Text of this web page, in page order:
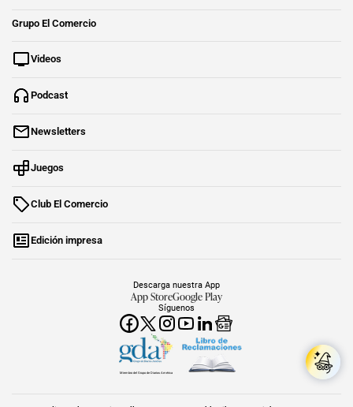
Grupo El Comercio
Videos
Podcast
Newsletters
Juegos
Club El Comercio
Edición impresa
Síguenos
Descarga nuestra App
App StoreGoogle Play
Miembro del Grupo de Diarios América